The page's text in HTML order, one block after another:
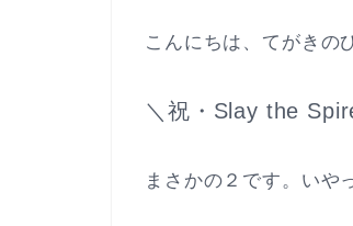
こんにちは、てがきの
＼祝・Slay the
まさかの２です。いや